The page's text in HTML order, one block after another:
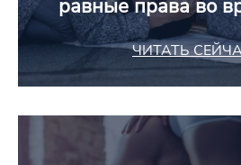
равные права во
ЧИТАТЬ